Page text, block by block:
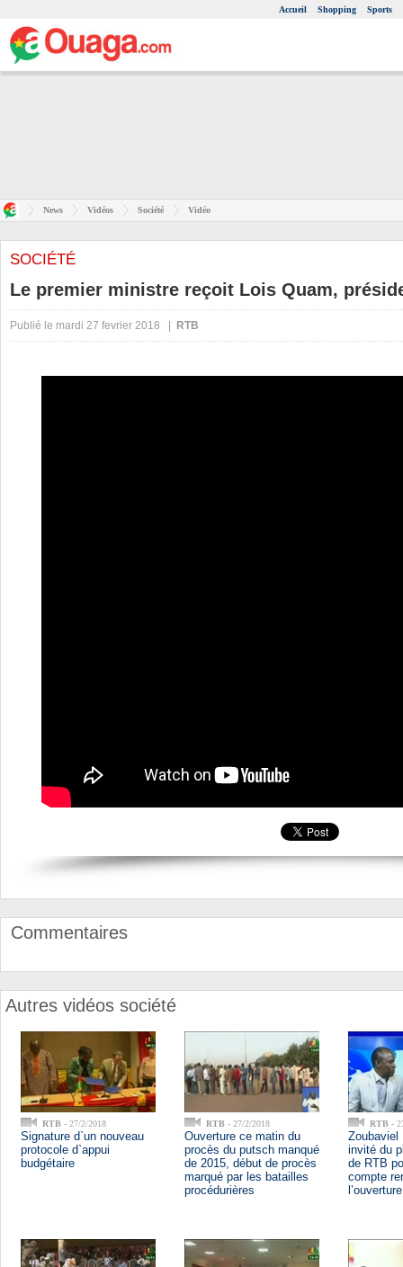
Accueil Shopping Sports
News Vidéos Société Vidéo
SOCIÉTÉ
Le premier ministre reçoit Lois Quam,
Publié le mardi 27 fevrier 2018 | RTB
Commentaires
Autres vidéos société
RTB - 27/2/2018
Signature d`un nouveau
protocole d`appui
budgétaire
RTB - 27/2/2018
Ouverture ce matin du
procès du putsch manqué
de 2015, début de procès
marqué par les batailles
procédurières
RTB -
Zoubaviel
invité du
de RTB
compte